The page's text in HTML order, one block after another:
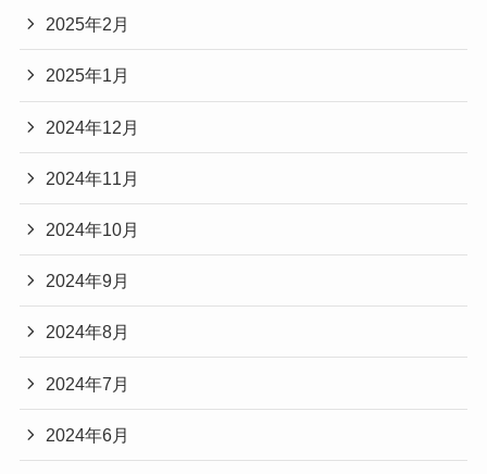
2025年2月
2025年1月
2024年12月
2024年11月
2024年10月
2024年9月
2024年8月
2024年7月
2024年6月